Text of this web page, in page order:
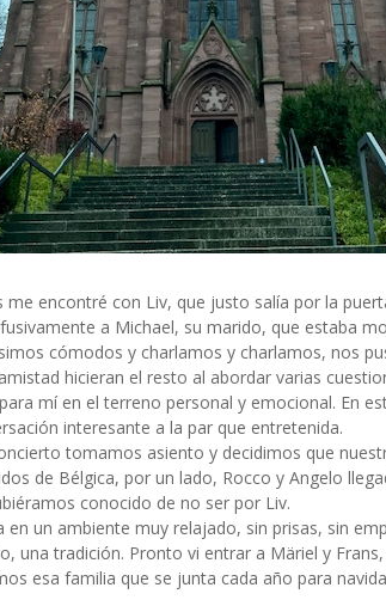
me encontré con Liv, que justo salía por la
a Michael, su marido, que estaba
cómodos y charlamos y charlamos, nos
hicieran el resto al abordar varias
mí en el terreno personal y emocional. En
interesante a la par que entretenida.
tomamos asiento y decidimos que
de Bélgica, por un lado, Rocco y Angelo
conocido de no ser por Liv.
en un ambiente muy relajado, sin prisas, sin
una tradición. Pronto vi entrar a Märiel y
esa familia que se junta cada año para